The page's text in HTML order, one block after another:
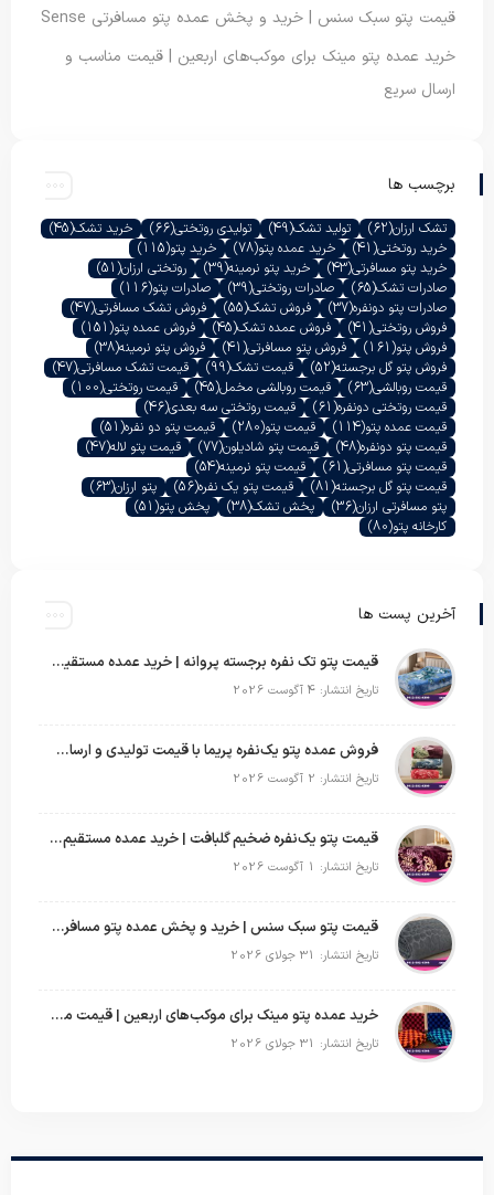
قیمت پتو سبک سنس | خرید و پخش عمده پتو مسافرتی Sense
خرید عمده پتو مینک برای موکب‌های اربعین | قیمت مناسب و
ارسال سریع
برچسب ها
تشک ارزان(62) تولید تشک(49) تولیدی روتختی(66) خرید تشک(45)
خرید روتختی(41) خرید عمده پتو(78) خرید پتو(115)
خرید پتو مسافرتی(43) خرید پتو نرمینه(39) روتختی ارزان(51)
صادرات تشک(65) صادرات روتختی(39) صادرات پتو(116)
صادرات پتو دونفره(37) فروش تشک(55) فروش تشک مسافرتی(47)
فروش روتختی(41) فروش عمده تشک(45) فروش عمده پتو(151)
فروش پتو(161) فروش پتو مسافرتی(41) فروش پتو نرمینه(38)
فروش پتو گل برجسته(52) قیمت تشک(99) قیمت تشک مسافرتی(47)
قیمت روبالشی(63) قیمت روبالشی مخمل(45) قیمت روتختی(100)
قیمت روتختی دونفره(61) قیمت روتختی سه بعدی(46)
قیمت عمده پتو(114) قیمت پتو(280) قیمت پتو دو نفره(51)
قیمت پتو دونفره(48) قیمت پتو شادیلون(77) قیمت پتو لاله(47)
قیمت پتو مسافرتی(61) قیمت پتو نرمینه(54)
قیمت پتو گل برجسته(81) قیمت پتو یک نفره(56) پتو ارزان(63)
پتو مسافرتی ارزان(36) پخش تشک(38) پخش پتو(51)
کارخانه پتو(80)
آخرین پست ها
قیمت پتو تک نفره برجسته پروانه | خرید عمده مستقیم با بهترین قیمت بازار
تاریخ انتشار: 4 آگوست 2026
فروش عمده پتو یک‌نفره پریما با قیمت تولیدی و ارسال به سراسر کشور
تاریخ انتشار: 2 آگوست 2026
قیمت پتو یک‌نفره ضخیم گلبافت | خرید عمده مستقیم با بهترین قیمت
تاریخ انتشار: 1 آگوست 2026
قیمت پتو سبک سنس | خرید و پخش عمده پتو مسافرتی Sense
تاریخ انتشار: 31 جولای 2026
خرید عمده پتو مینک برای موکب‌های اربعین | قیمت مناسب و ارسال سریع
تاریخ انتشار: 31 جولای 2026